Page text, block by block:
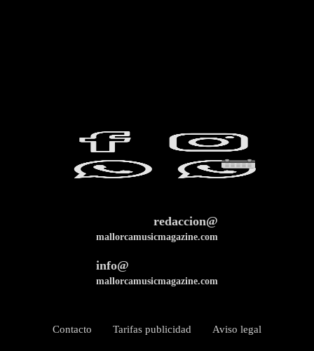
redaccion@
mallorcamusicmagazine.com
info@
mallorcamusicmagazine.com
Contacto Tarifas publicidad Aviso legal